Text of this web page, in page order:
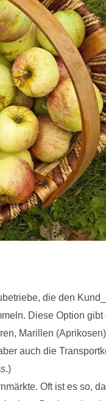
die den
Diese Option gibt
Marillen
auch die
Oft ist es so,